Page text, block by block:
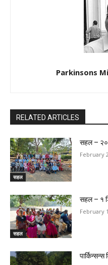
Parkinsons
RELATED ARTICLES
सहल
सहल –
February
सहल
सहल – १
February